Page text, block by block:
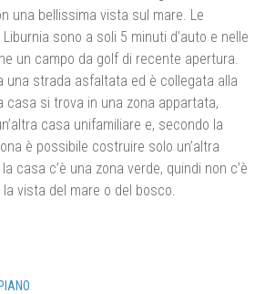
una bellissima vista sul mare. Le
sono a soli 5 minuti d’auto e nelle
un campo da golf di recente apertura.
una strada asfaltata ed è collegata alla
casa si trova in una zona appartata,
casa unifamiliare e, secondo la
è possibile costruire solo un’altra
casa c’è una zona verde, quindi non c’è
vista del mare o del bosco.